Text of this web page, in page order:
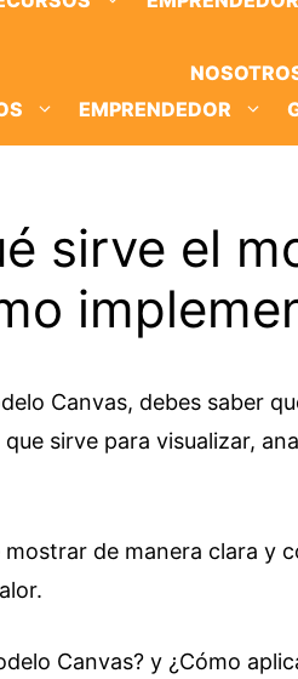
EMPRENDEDOR
sirve el
Canvas, debes saber
sirve para visualizar,
de manera clara y
Canvas? y ¿Cómo